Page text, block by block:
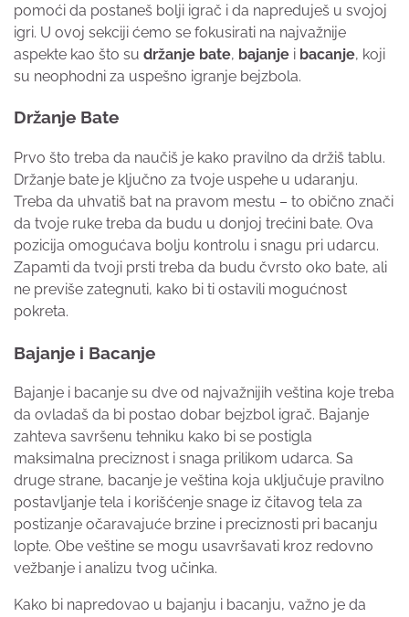
pomoći da postaneš bolji igrač i da napreduješ u svojoj
igri. U ovoj sekciji ćemo se fokusirati na najvažnije
aspekte kao što su držanje bate, bajanje i bacanje, koji
su neophodni za uspešno igranje bejzbola.
Držanje Bate
Prvo što treba da naučiš je kako pravilno da držiš tablu.
Držanje bate je ključno za tvoje uspehe u udaranju.
Treba da uhvatiš bat na pravom mestu – to obično znači
da tvoje ruke treba da budu u donjoj trećini bate. Ova
pozicija omogućava bolju kontrolu i snagu pri udarcu.
Zapamti da tvoji prsti treba da budu čvrsto oko bate, ali
ne previše zategnuti, kako bi ti ostavili mogućnost
pokreta.
Bajanje i Bacanje
Bajanje i bacanje su dve od najvažnijih veština koje treba
da ovladaš da bi postao dobar bejzbol igrač. Bajanje
zahteva savršenu tehniku kako bi se postigla
maksimalna preciznost i snaga prilikom udarca. Sa
druge strane, bacanje je veština koja uključuje pravilno
postavljanje tela i korišćenje snage iz čitavog tela za
postizanje očaravajuće brzine i preciznosti pri bacanju
lopte. Obe veštine se mogu usavršavati kroz redovno
vežbanje i analizu tvog učinka.
Kako bi napredovao u bajanju i bacanju, važno je da